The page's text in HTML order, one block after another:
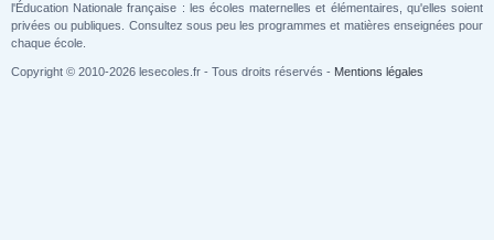
l'Éducation Nationale française : les écoles maternelles et élémentaires, qu'elles soient
privées ou publiques. Consultez sous peu les programmes et matières enseignées pour
chaque école.
Copyright © 2010-2026 lesecoles.fr - Tous droits réservés - Mentions légales